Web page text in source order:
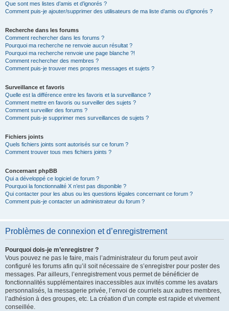
Que sont mes listes d’amis et d’ignorés ?
Comment puis-je ajouter/supprimer des utilisateurs de ma liste d’amis ou d’ignorés ?
Recherche dans les forums
Comment rechercher dans les forums ?
Pourquoi ma recherche ne renvoie aucun résultat ?
Pourquoi ma recherche renvoie une page blanche ?!
Comment rechercher des membres ?
Comment puis-je trouver mes propres messages et sujets ?
Surveillance et favoris
Quelle est la différence entre les favoris et la surveillance ?
Comment mettre en favoris ou surveiller des sujets ?
Comment surveiller des forums ?
Comment puis-je supprimer mes surveillances de sujets ?
Fichiers joints
Quels fichiers joints sont autorisés sur ce forum ?
Comment trouver tous mes fichiers joints ?
Concernant phpBB
Qui a développé ce logiciel de forum ?
Pourquoi la fonctionnalité X n’est pas disponible ?
Qui contacter pour les abus ou les questions légales concernant ce forum ?
Comment puis-je contacter un administrateur du forum ?
Problèmes de connexion et d’enregistrement
Pourquoi dois-je m’enregistrer ?
Vous pouvez ne pas le faire, mais l’administrateur du forum peut avoir
configuré les forums afin qu’il soit nécessaire de s’enregistrer pour poster des
messages. Par ailleurs, l’enregistrement vous permet de bénéficier de
fonctionnalités supplémentaires inaccessibles aux invités comme les avatars
personnalisés, la messagerie privée, l’envoi de courriels aux autres membres,
l’adhésion à des groupes, etc. La création d’un compte est rapide et vivement
conseillée.